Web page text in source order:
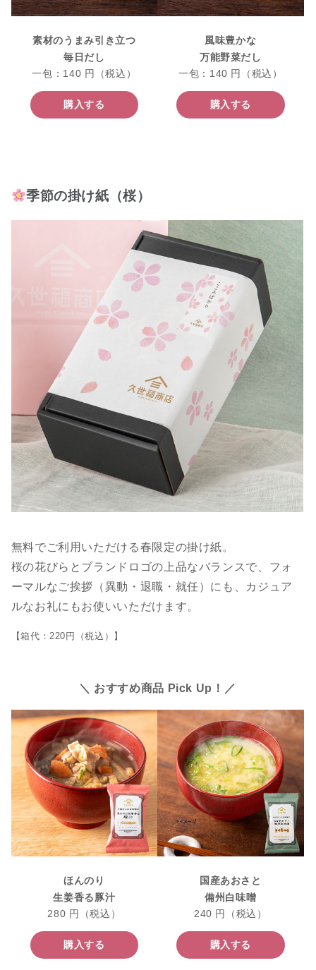
素材のうまみ引き立つ
毎日だし
一包：140 円（税込）
購入する
風味豊かな
万能野菜だし
一包：140 円（税込）
購入する
季節の掛け紙（桜）
無料でご利用いただける春限定の掛け紙。
桜の花びらとブランドロゴの上品なバランスで、フォ
ーマルなご挨拶（異動・退職・就任）にも、カジュア
ルなお礼にもお使いいただけます。
【箱代：220円（税込）】
＼ おすすめ商品 Pick Up！／
ほんのり
生姜香る豚汁
280 円（税込）
購入する
国産あおさと
備州白味噌
240 円（税込）
購入する